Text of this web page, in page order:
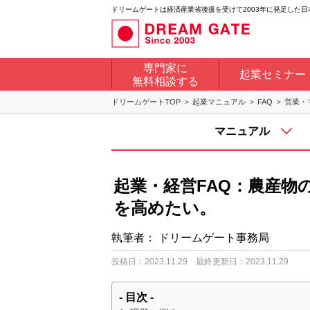
ドリームゲートは経済産業省後援を受けて2003年に発足した
専門家に
無料相談する
起業セミナー
ドリームゲートTOP 起業マニュアル FAQ 営業・
マニュアル
起業・経営FAQ：農産物
を高めたい。
執筆者： ドリームゲート事務局
投稿日：2023.11.29 最終更新日：2023.11.29
- 目次 -